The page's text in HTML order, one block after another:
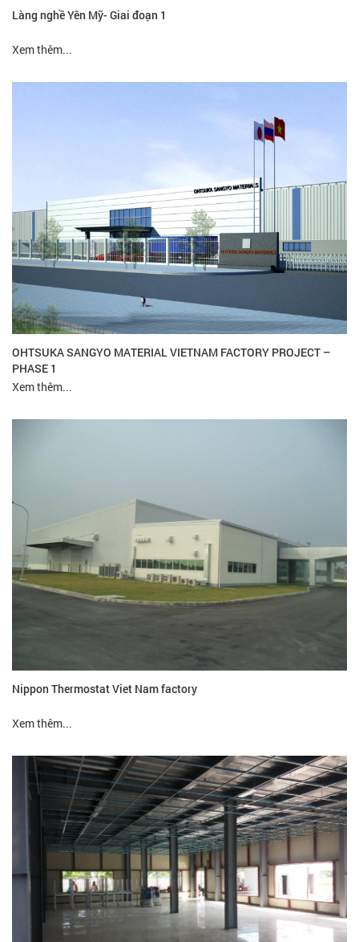
Làng nghề Yên Mỹ- Giai đoạn 1
Xem thêm...
OHTSUKA SANGYO MATERIAL VIETNAM FACTORY PROJECT –
PHASE 1
Xem thêm...
Nippon Thermostat Viet Nam factory
Xem thêm...